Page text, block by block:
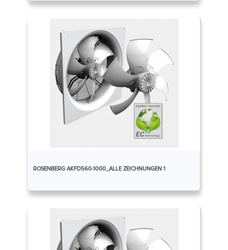
ROSENBERG AKFD560-1000_ALLE ZEICHNUNGEN 1